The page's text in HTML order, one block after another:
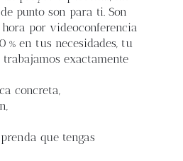
Newsletter
punto son para ti. Son
por videoconferencia
% en tus necesidades, tu
exactamente
concreta,
que tengas